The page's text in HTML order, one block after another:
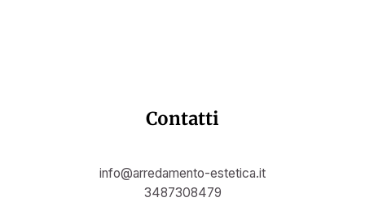
Contatti
info@arredamento-estetica.it
3487308479